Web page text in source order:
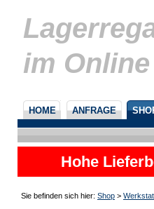
im
HOME ANFRAGE
Hohe
Sie befinden sich hier: Shop >